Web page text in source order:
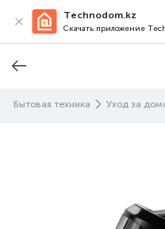
Technodom.kz
Скачать приложение
Бытовая техника Уход за